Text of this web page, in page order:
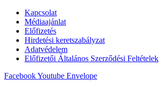
Kapcsolat
Médiaajánlat
Előfizetés
Hirdetési keretszabályzat
Adatvédelem
Előfizetői Általános Szerződési Feltételek
FacebookYoutube Envelope